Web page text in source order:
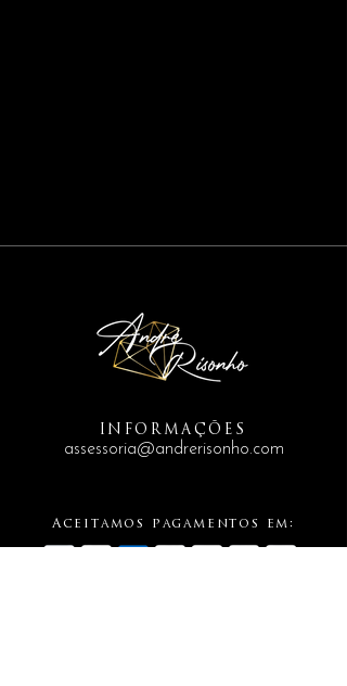
assessoria@andrerisonho.com
INFORMAÇÕES
Aceitamos pagamentos em: